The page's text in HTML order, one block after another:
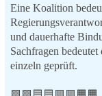
Eine Koalition
und dauerhafte
Sachfragen
einzeln geprüft.